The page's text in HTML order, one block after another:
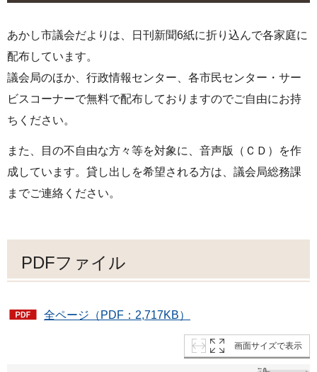
あかし市議会だよりは、日刊新聞6紙に折り込んで各家庭に
配布しています。
議会局のほか、行政情報センター、各市民センター・サー
ビスコーナーで無料で配布しておりますのでご自由にお持
ちください。
また、目の不自由な方々等を対象に、音声版（ＣＤ）を作
成しています。貸し出しを希望される方は、議会局総務課
までご連絡ください。
PDFファイル
全ページ（PDF：2,717KB）
画面サイズで表示